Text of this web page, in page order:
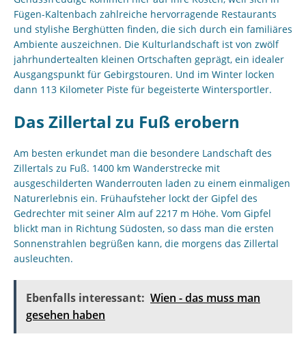
Fügen-Kaltenbach zahlreiche hervorragende Restaurants
und stylishe Berghütten finden, die sich durch ein familiäres
Ambiente auszeichnen. Die Kulturlandschaft ist von zwölf
jahrhundertealten kleinen Ortschaften geprägt, ein idealer
Ausgangspunkt für Gebirgstouren. Und im Winter locken
dann 113 Kilometer Piste für begeisterte Wintersportler.
Das Zillertal zu Fuß erobern
Am besten erkundet man die besondere Landschaft des
Zillertals zu Fuß. 1400 km Wanderstrecke mit
ausgeschilderten Wanderrouten laden zu einem einmaligen
Naturerlebnis ein. Frühaufsteher lockt der Gipfel des
Gedrechter mit seiner Alm auf 2217 m Höhe. Vom Gipfel
blickt man in Richtung Südosten, so dass man die ersten
Sonnenstrahlen begrüßen kann, die morgens das Zillertal
ausleuchten.
Ebenfalls interessant: Wien - das muss man
gesehen haben